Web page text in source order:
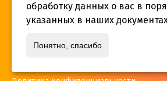
г. Краснодар, ул.Садовая 12/14
Политика конфиденциальности
обработку данных о вас в
указанных в наших
Понятно, спасибо